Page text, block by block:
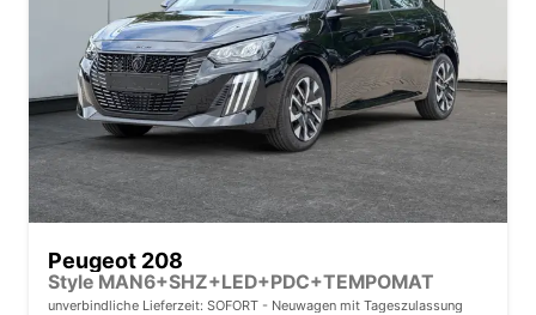
Peugeot 208
Style MAN6+SHZ+LED+PDC+TEMPOMAT
unverbindliche Lieferzeit: SOFORT Neuwagen mit Tageszulassung